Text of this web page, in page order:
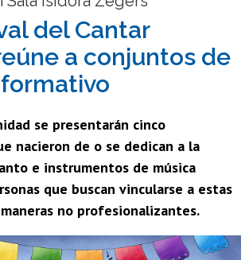
Funcionarias/os
Egresadas/os
del Cantar
a conjuntos de
se presentarán cinco
nacieron de o se dedican a la
e instrumentos de música
que buscan vincularse a estas
no profesionalizantes.